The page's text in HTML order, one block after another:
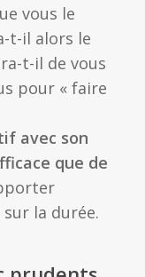
vous le
t-il alors le
t-il de vous
pour « faire
avec son
que de
la durée.